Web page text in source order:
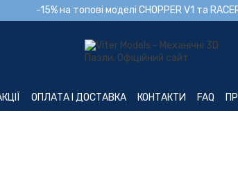
-15% на топові моделі CHOPPER V1 та
ОПЛАТА І ДОСТАВКА КОНТАКТИ FAQ